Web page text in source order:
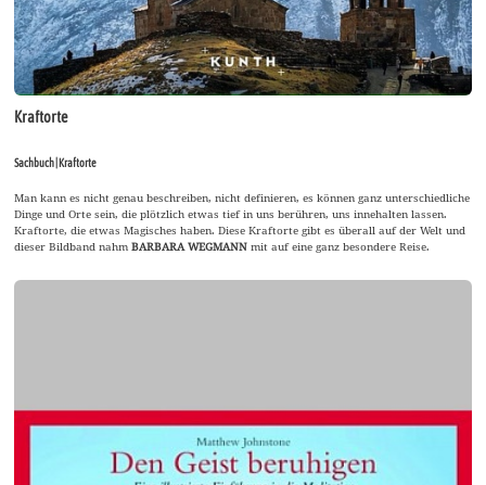
Kraftorte
Sachbuch | Kraftorte
Man kann es nicht genau beschreiben, nicht definieren, es können ganz unterschiedliche
Dinge und Orte sein, die plötzlich etwas tief in uns berühren, uns innehalten lassen.
Kraftorte, die etwas Magisches haben. Diese Kraftorte gibt es überall auf der Welt und
dieser Bildband nahmBARBARA WEGMANNmit auf eine ganz besondere Reise.